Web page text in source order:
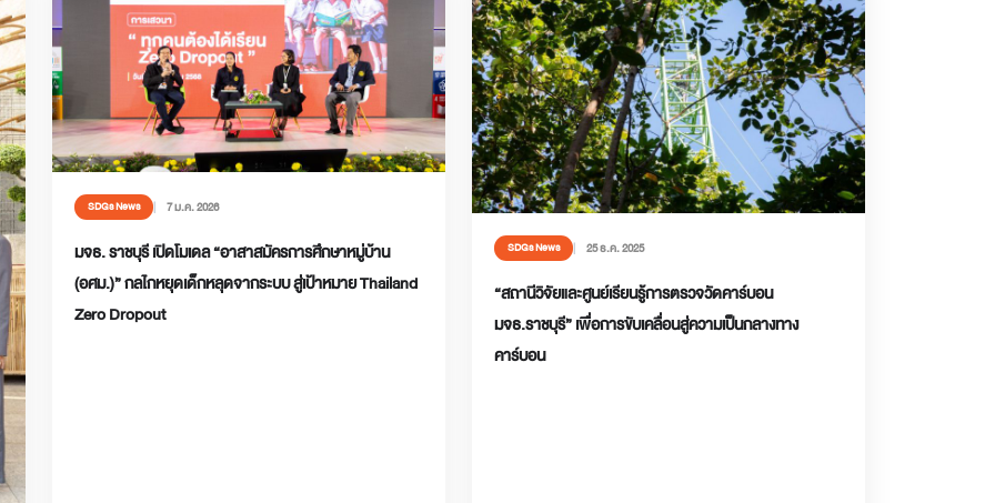
SDGs News 7 ม.ค. 2026
มจธ. ราชบุรี เปิดโมเดล “อาสาสมัครการศึกษาหมู่บ้าน
(อศม.)” กลไกหยุดเด็กหลุดจากระบบ สู่เป้าหมาย Thailand
Zero Dropout
SDGs News 25 ธ.ค. 2025
“สถานีวิจัยและศูนย์เรียนรู้การตรวจวัดคาร์บอน
มจธ.ราชบุรี” เพื่อการขับเคลื่อนสู่ความเป็นกลางทาง
คาร์บอน